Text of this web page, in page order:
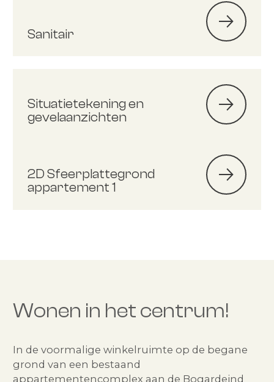
Sanitair
Situatietekening en
gevelaanzichten
2D Sfeerplattegrond
appartement 1
Wonen in het centrum!
In de voormalige winkelruimte op de begane
grond van een bestaand
appartementencomplex aan de Bogardeind